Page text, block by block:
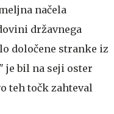
načela
državnega
določene stranke iz
je bil na seji oster
teh točk zahteval